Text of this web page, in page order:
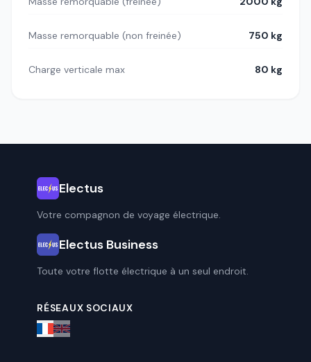
Masse remorquable (non freinée) 750 kg
Charge verticale max 80 kg
Electus
Votre compagnon de voyage électrique.
Electus Business
Toute votre flotte électrique à un seul endroit.
RÉSEAUX SOCIAUX